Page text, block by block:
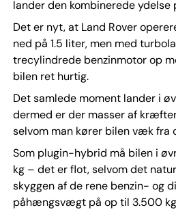
lander den kombinerede ydelse
Det er nyt, at Land Rover
ned på 1.5 liter, men med
trecylindrede benzinmotor op
bilen ret hurtig.
Det samlede moment lander i
dermed er der masser af
selvom man kører bilen væk fra
Som plugin-hybrid må bilen i
kg – det er flot, selvom det
skyggen af de rene benzin- og
påhængsvægt på op til 3.500